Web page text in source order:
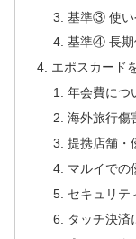
基準③ 使い
基準④ 長期
エポスカード
年会費につ
海外旅行傷
提携店舗・
マルイでの
セキュリテ
タッチ決済